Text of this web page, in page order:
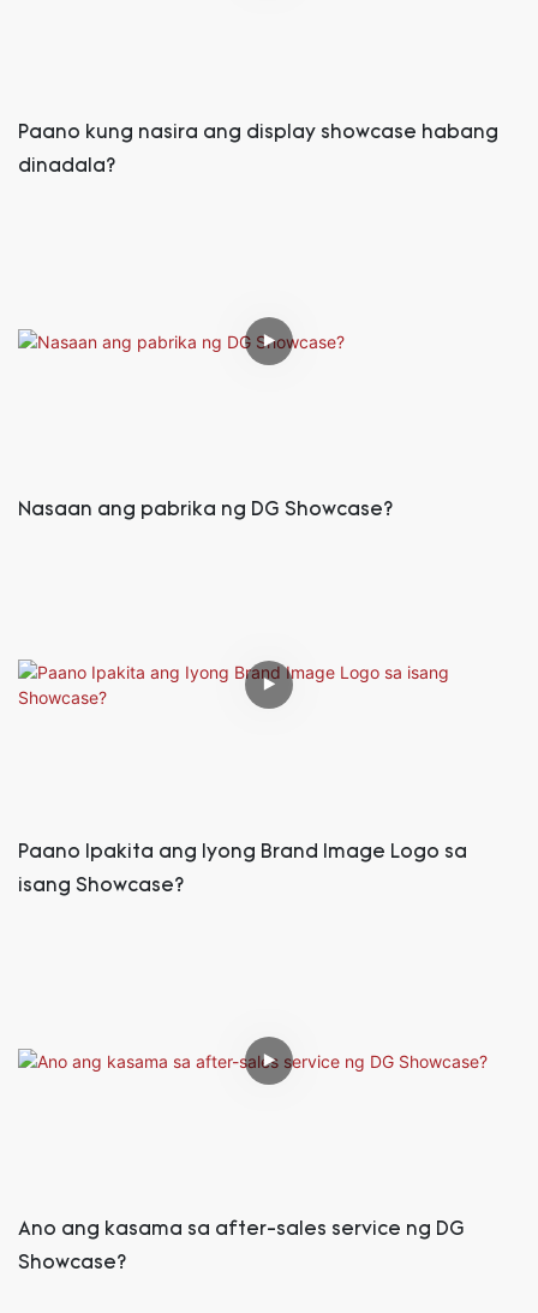
Paano kung nasira ang display showcase habang
dinadala?
Nasaan ang pabrika ng DG Showcase?
Paano Ipakita ang Iyong Brand Image Logo sa
isang Showcase?
Ano ang kasama sa after-sales service ng DG
Showcase?